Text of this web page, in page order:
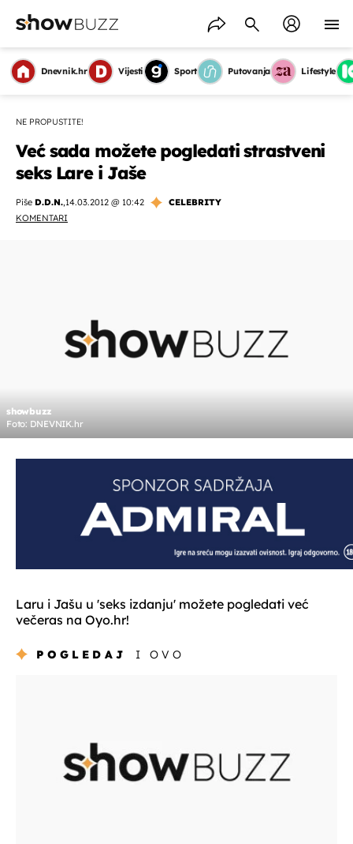
Dnevnik.hr Vijesti Sport Putovanja Lifestyle
NE PROPUSTITE!
Već sada možete pogledati strastveni
seks Lare i Jaše
Piše D.D.N.,14.03.2012 @ 10:42
CELEBRITY
KOMENTARI
showbuzz
Foto: DNEVNIK.hr
Laru i Jašu u 'seks izdanju' možete pogledati već
večeras na Oyo.hr!
POGLEDAJ I OVO